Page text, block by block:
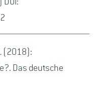
(2018):
Das deutsche